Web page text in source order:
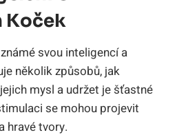
Koček
svou inteligencí a
několik ‍způsobů, jak
mysl⁣ a udržet ⁢je​ šťastné
se mohou projevit
⁢hravé tvory.